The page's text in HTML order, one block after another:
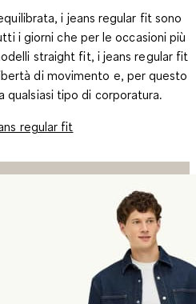
i jeans regular fit sono
i giorni che per le occasioni più
straight fit, i jeans regular fit
di movimento e, per questo
tipo di corporatura.
regular fit